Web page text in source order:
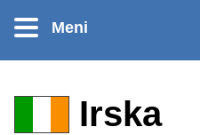
Meni
Irska